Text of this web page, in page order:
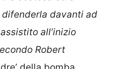
davanti ad
all’inizio
Robert